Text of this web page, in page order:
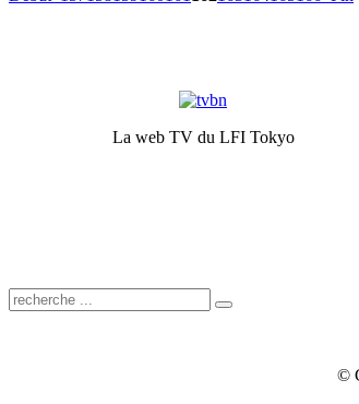
La web TV du LFI Tokyo
©